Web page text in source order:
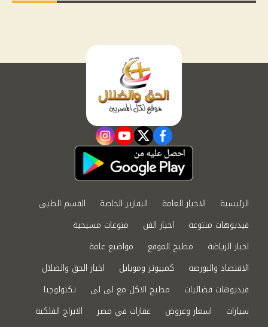
facebook
twitter
youtube
instagram
الرئيسية الاخبار العامة التقارير الخاصة
القسم الطبي
فيديوهات متنوعة
اخبار الفن
منوعات مسيحية
اخبار الرياضة
مطبخ الموقع
مواضيع عامة
الاقتصاد والبورصة
كمبيوتر وموبايل
اخبار الحق والضلال
فيديوهات فضائيات
مطبخ الاكل مع لى لى
تكنولوجيا
سيارات
اسعار وعروض عقارات في مصر
الابراج الفلكية